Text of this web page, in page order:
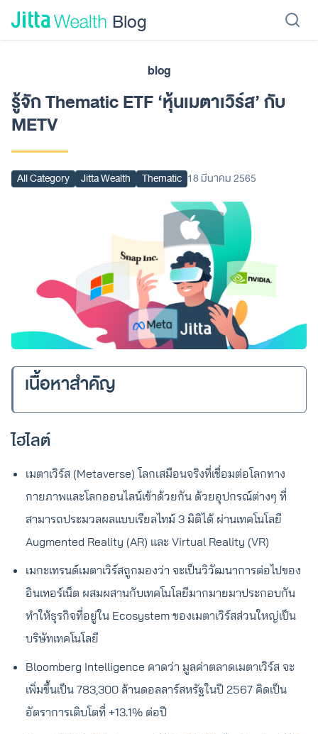
Skip to content - ข้ามไปที่เนื้อหา
Blog
ลงทุนอัตโนมัติ
blog
รู้จัก Thematic ETF ‘หุ้นเมตาเวิร์ส’ กับ
METV
All Category Jitta Wealth Thematic 18 มีนาคม 2565
เนื้อหาสำคัญ
ไฮไลต์
เมตาเวิร์ส (Metaverse) โลกเสมือนจริงที่เชื่อมต่อโลกทาง
กายภาพและโลกออนไลน์เข้าด้วยกัน ด้วยอุปกรณ์ต่างๆ ที่
สามารถประมวลผลแบบเรียลไทม์ 3 มิติได้ ผ่านเทคโนโลยี
Augmented Reality (AR) และ Virtual Reality (VR)
เมกะเทรนด์เมตาเวิร์สถูกมองว่า จะเป็นวิวัฒนาการต่อไปของ
อินเทอร์เน็ต ผสมผสานกับเทคโนโลยีมากมายมาประกอบกัน
ทำให้ธุรกิจที่อยู่ใน Ecosystem ของเมตาเวิร์สส่วนใหญ่เป็น
บริษัทเทคโนโลยี
Bloomberg Intelligence คาดว่า มูลค่าตลาดเมตาเวิร์ส จะ
เพิ่มขึ้นเป็น 783,300 ล้านดอลลาร์สหรัฐในปี 2567 คิดเป็น
อัตราการเติบโตที่ +13.1% ต่อปี